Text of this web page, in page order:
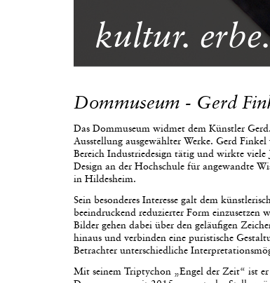
kultur.
Dommuseum - Gerd
Das Dommuseum widmet dem Künstler
Ausstellung ausgewählter Werke. Gerd
Bereich Industriedesign tätig und wirkte viele
Design an der Hochschule für angewandte
in Hildesheim.
Sein besonderes Interesse galt dem
beeindruckend reduzierter Form einzusetzen
Bilder gehen dabei über den geläufigen
hinaus und verbinden eine puristische
Betrachter unterschiedliche
Mit seinem Triptychon „Engel der Zeit“ ist